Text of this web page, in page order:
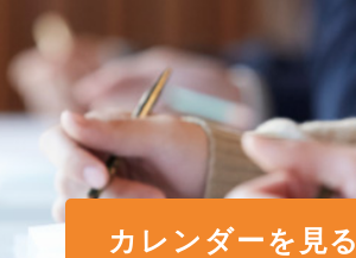
カレンダーを見る